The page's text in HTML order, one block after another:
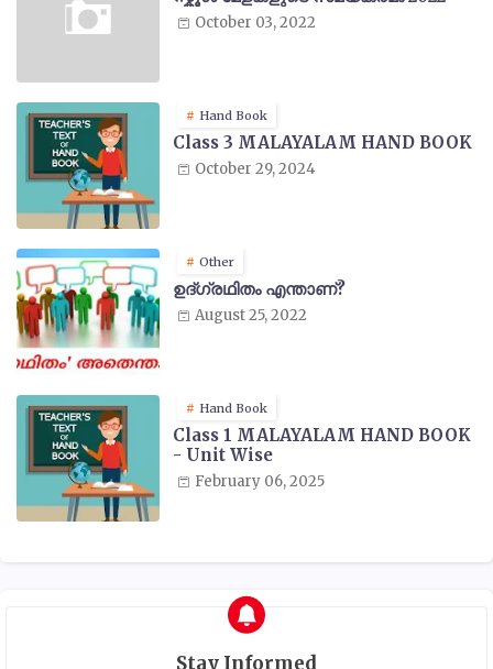
October 03, 2022
Hand Book
Class 3 MALAYALAM HAND BOOK
October 29, 2024
Other
ഉദ്ഗ്രഥിതം എന്താണ്?
August 25, 2022
Hand Book
Class 1 MALAYALAM HAND BOOK
- Unit Wise
February 06, 2025
Stay Informed